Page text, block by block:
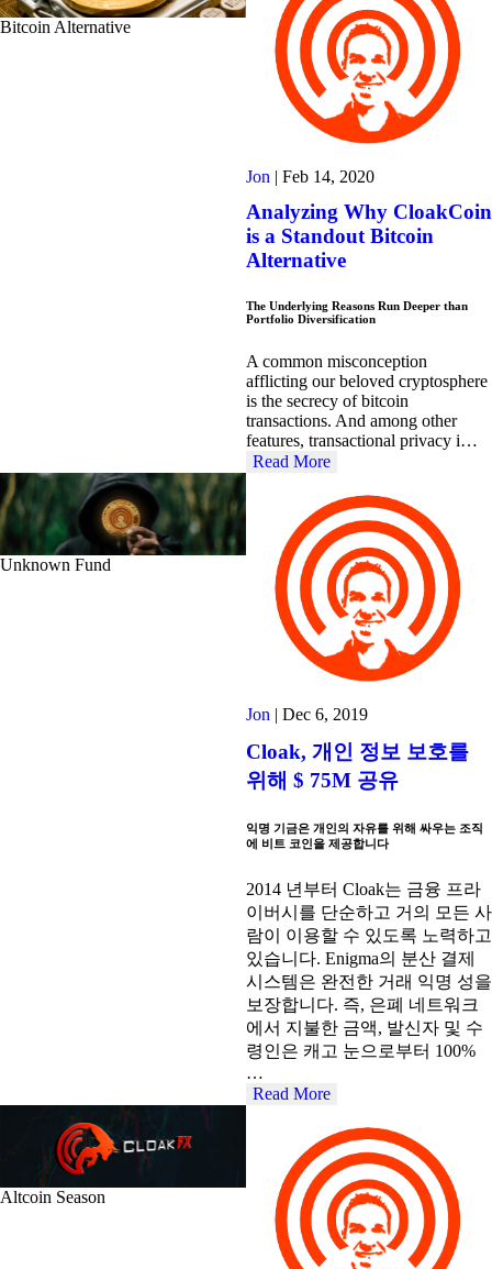
Bitcoin Alternative
Jon | Feb 14, 2020
Analyzing Why CloakCoin
is a Standout Bitcoin
Alternative
The Underlying Reasons Run Deeper than
Portfolio Diversification
A common misconception
afflicting our beloved cryptosphere
is the secrecy of bitcoin
transactions. And among other
features, transactional privacy i…
Read More
Unknown Fund
Jon | Dec 6, 2019
Cloak, 개인 정보 보호를
위해 $ 75M 공유
익명 기금은 개인의 자유를 위해 싸우는 조직
에 비트 코인을 제공합니다
2014 년부터 Cloak는 금융 프라
이버시를 단순하고 거의 모든 사
람이 이용할 수 있도록 노력하고
있습니다. Enigma의 분산 결제
시스템은 완전한 거래 익명 성을
보장합니다. 즉, 은폐 네트워크
에서 지불한 금액, 발신자 및 수
령인은 캐고 눈으로부터 100%
…
Read More
Altcoin Season